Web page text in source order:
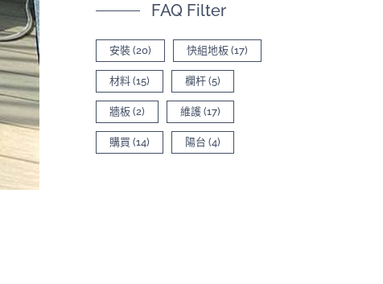
FAQ Filter
安裝 (20) 快組地板 (17)
材料 (15) 欄杆 (5)
牆板 (2) 維護 (17)
購買 (14) 陽台 (4)